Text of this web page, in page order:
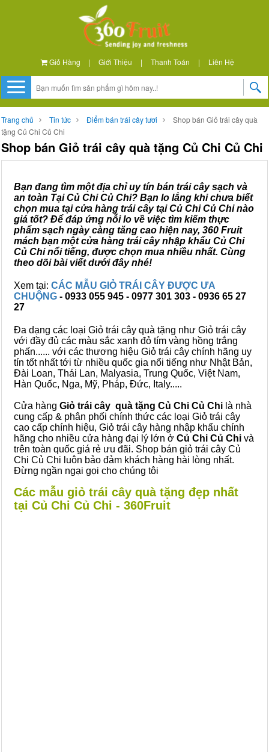
Giỏ Hàng | Giới Thiệu | Thanh Toán | Liên Hệ
Trang chủ Tin tức Điểm bán trái cây tươi
Shop bán Giỏ trái cây quà
tặng Củ Chi Củ Chi
Shop bán Giỏ trái cây quà tặng Củ Chi Củ Chi
Bạn đang tìm một địa chỉ uy tín bán trái cây sạch và
an toàn Tại Củ Chi Củ Chi? Bạn lo lắng khi chưa biết
chọn mua tại cửa hàng trái cây tại Củ Chi Củ Chi nào
giá tốt? Để đáp ứng nỗi lo về việc tìm kiếm thực
phẩm sạch ngày càng tăng cao hiện nay, 360 Fruit
mách bạn một cửa hàng trái cây nhập khẩu Củ Chi
Củ Chi nổi tiếng, được chọn mua nhiều nhất. Cùng
theo dõi bài viết dưới đây nhé!
Xem tại: CÁC MẪU GIỎ TRÁI CÂY ĐƯỢC ƯA
CHUỘNG - 0933 055 945 - 0977 301 303 - 0936 65 27
27
Đa dạng các loại Giỏ trái cây quà tặng như Giỏ trái cây
với đầy đủ các màu sắc xanh đỏ tím vàng hồng trắng
phấn...... với các thương hiệu Giỏ trái cây chính hãng uy
tín tốt nhất tới từ nhiều quốc gia nổi tiếng như Nhật Bản,
Đài Loan, Thái Lan, Malyasia, Trung Quốc, Việt Nam,
Hàn Quốc, Nga, Mỹ, Pháp, Đức, Italy.....
Cửa hàng Giỏ trái cây quà tặng Củ Chi Củ Chi là nhà
cung cấp & phân phối chính thức các loại Giỏ trái cây
cao cấp chính hiệu, Giỏ trái cây hàng nhập khẩu chính
hãng cho nhiều cửa hàng đại lý lớn ở Củ Chi Củ Chi và
trên toàn quốc giá rẻ ưu đãi. Shop bán giỏ trái cây Củ
Chi Củ Chi luôn bảo đảm khách hàng hài lòng nhất.
Đừng ngần ngại gọi cho chúng tôi
Các mẫu giỏ trái cây quà tặng đẹp nhất
tại Củ Chi Củ Chi - 360Fruit